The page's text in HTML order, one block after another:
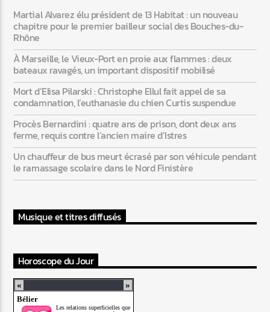
Web-Radio-Italia
Martial Alvarez élu président de 13 Habitat : un nouveau
chapitre pour le premier bailleur social des Bouches-du-
Rhône
À Marseille, le Vieux-Port en proie aux flammes : deux
bateaux ravagés, un important dispositif mobilisé
Mort d’Elisa Pilarski : Christophe Ellul fait appel de sa
condamnation, l’euthanasie du chien Curtis suspendue
Procès Bernardini : quatre ans de prison, dont deux ans
ferme, requis contre l’ancien maire d’Istres
Un chauffeur de bus meurt écrasé par son véhicule pendant
le ramassage scolaire dans le Nord Finistère
Musique et titres diffusés
Horoscope du Jour